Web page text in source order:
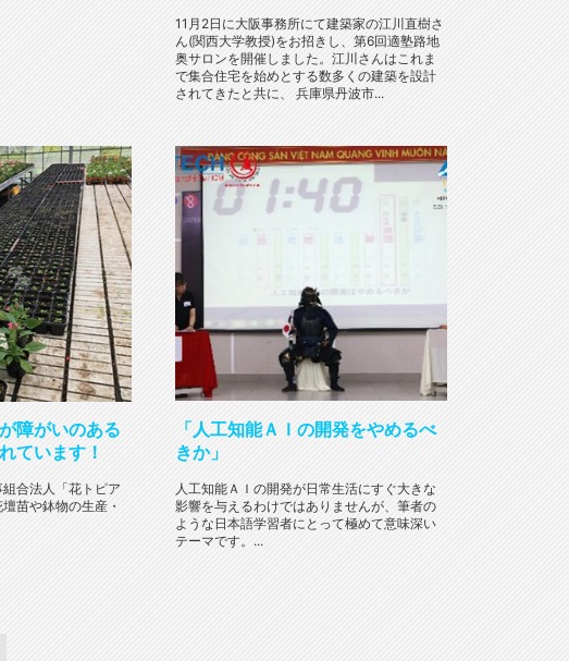
11月2日に大阪事務所にて建築家の江川直樹さ
ん(関西大学教授)をお招きし、第6回適塾路地
奥サロンを開催しました。江川さんはこれま
で集合住宅を始めとする数多くの建築を設計
されてきたと共に、 兵庫県丹波市...
障がいのある
ています！
合法人「花トピア
苗や鉢物の生産・
「人工知能ＡＩの開発をやめるべ
きか」
人工知能ＡＩの開発が日常生活にすぐ大きな
影響を与えるわけではありませんが、筆者の
ような日本語学習者にとって極めて意味深い
テーマです。...